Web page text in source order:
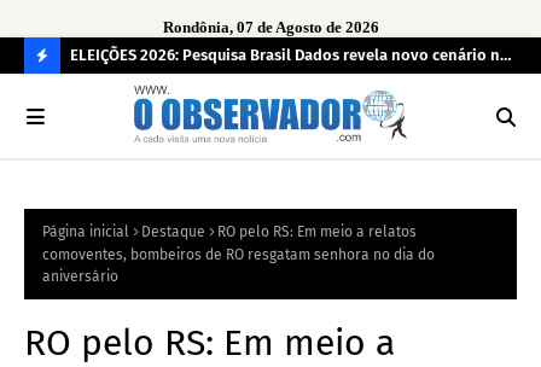
Rondônia, 07 de Agosto de 2026
O
R
A
mais
ELEIÇÕES 2026: Pesquisa Brasil Dados revela novo cenário na
disputa pelo Governo de Rondônia
Página inicial Destaque
RO pelo RS: Em meio a relatos
comoventes, bombeiros de RO resgatam senhora no dia do
aniversário
RO pelo RS: Em meio a